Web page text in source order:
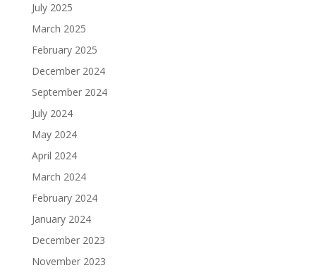
July 2025
March 2025
February 2025
December 2024
September 2024
July 2024
May 2024
April 2024
March 2024
February 2024
January 2024
December 2023
November 2023